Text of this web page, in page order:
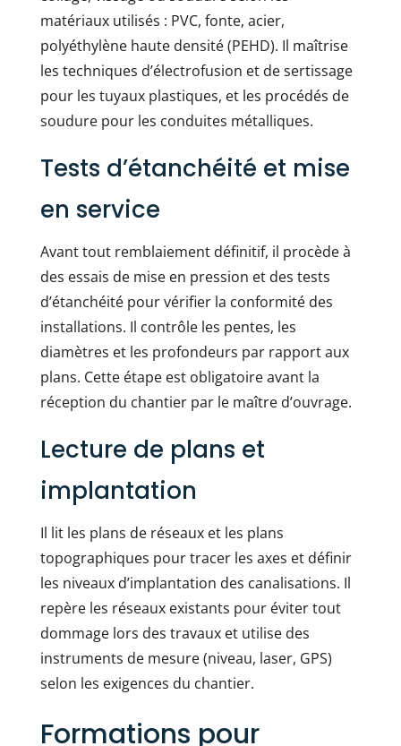
matériaux utilisés : PVC, fonte, acier,
polyéthylène haute densité (PEHD). Il maîtrise
les techniques d’électrofusion et de sertissage
pour les tuyaux plastiques, et les procédés de
soudure pour les conduites métalliques.
Tests d’étanchéité et mise
en service
Avant tout remblaiement définitif, il procède à
des essais de mise en pression et des tests
d’étanchéité pour vérifier la conformité des
installations. Il contrôle les pentes, les
diamètres et les profondeurs par rapport aux
plans. Cette étape est obligatoire avant la
réception du chantier par le maître d’ouvrage.
Lecture de plans et
implantation
Il lit les plans de réseaux et les plans
topographiques pour tracer les axes et définir
les niveaux d’implantation des canalisations. Il
repère les réseaux existants pour éviter tout
dommage lors des travaux et utilise des
instruments de mesure (niveau, laser, GPS)
selon les exigences du chantier.
Formations pour